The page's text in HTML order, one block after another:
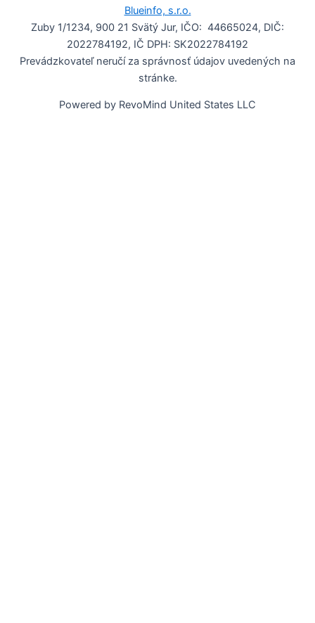
Blueinfo, s.r.o.
Zuby 1/1234, 900 21 Svätý Jur, IČO: 44665024, DIČ:
2022784192, IČ DPH: SK2022784192
Prevádzkovateľ neručí za správnosť údajov uvedených na
stránke.
Powered by RevoMind United States LLC